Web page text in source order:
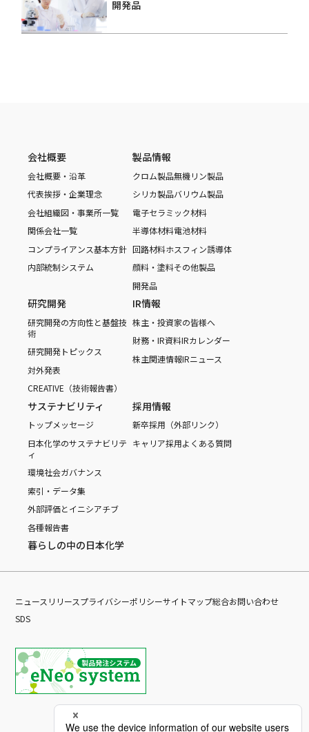
開発品
会社概要
会社概要・沿革
代表挨拶・企業理念
会社組織図・事業所一覧
関係会社一覧
コンプライアンス基本方針
内部統制システム
製品情報
クロム製品無機リン製品
シリカ製品バリウム製品
電子セラミック材料
半導体材料電池材料
回路材料ホスフィン誘導体
顔料・塗料その他製品
開発品
研究開発
研究開発の方向性と基盤技
術
研究開発トピックス
対外発表
CREATIVE（技術報告書）
IR情報
株主・投資家の皆様へ
財務・IR資料IRカレンダー
株主関連情報IRニュース
サステナビリティ
トップメッセージ
日本化学のサステナビリテ
ィ
環境社会ガバナンス
索引・データ集
外部評価とイニシアチブ
各種報告書
採用情報
新卒採用（外部リンク）
キャリア採用よくある質問
暮らしの中の日本化学
ニュースリリースプライバシーポリシーサイトマップ総合お問い合わせ
SDS